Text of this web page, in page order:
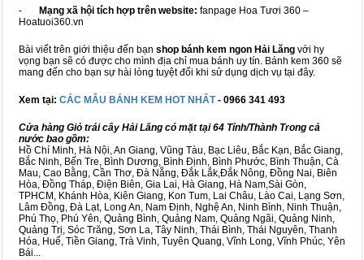
- Mạng xã hội tích hợp trên website: fanpage Hoa Tươi 360 –
Hoatuoi360.vn
Bài viết trên giới thiệu đến bạn shop bánh kem ngon Hải Lăng với hy
vọng bạn sẽ có được cho mình địa chỉ mua bánh uy tín. Bánh kem 360 sẽ
mang đến cho bạn sự hài lòng tuyệt đối khi sử dụng dịch vụ tại đây.
Xem tại: CÁC MẪU BÁNH KEM HOT NHẤT- 0966 341 493
Cửa hàng Giỏ trái cây Hải Lăng có mặt tại 64 Tỉnh/Thành Trong cả
nước bao gồm:
Hồ Chí Minh, Hà Nội, An Giang, Vũng Tàu, Bạc Liêu, Bắc Kạn, Bắc Giang,
Bắc Ninh, Bến Tre, Bình Dương, Bình Định, Bình Phước, Bình Thuận, Cà
Mau, Cao Bằng, Cần Thơ, Đà Nẵng, Đắk Lắk,Đắk Nông, Đồng Nai, Biên
Hòa, Đồng Tháp, Điện Biên, Gia Lai, Hà Giang, Hà Nam,Sài Gòn,
TPHCM, Khánh Hòa, Kiên Giang, Kon Tum, Lai Châu, Lào Cai, Lạng Sơn,
Lâm Đồng, Đà Lạt, Long An, Nam Định, Nghệ An, Ninh Bình, Ninh Thuận,
Phú Thọ, Phú Yên, Quảng Bình, Quảng Nam, Quảng Ngãi, Quảng Ninh,
Quảng Trị, Sóc Trăng, Sơn La, Tây Ninh, Thái Bình, Thái Nguyên, Thanh
Hóa, Huế, Tiền Giang, Trà Vinh, Tuyên Quang, Vĩnh Long, Vĩnh Phúc, Yên
Bái...